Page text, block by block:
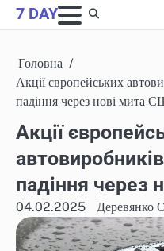
Skip
to
7 DAY
Головна
Акції європейських
падіння через нові мита
Акції
падіння через
04.02.2025 Деревянко